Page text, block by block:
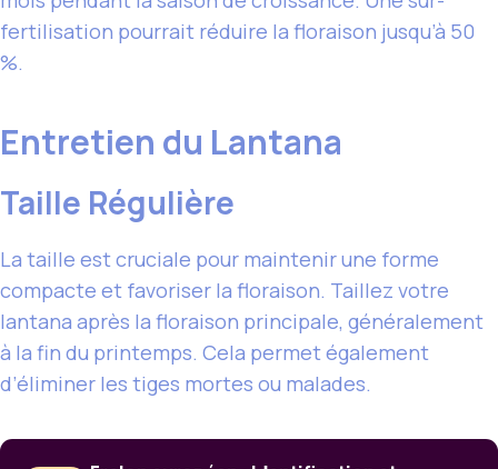
fertilisation pourrait réduire la floraison jusqu’à 50
%.
Entretien du Lantana
Taille Régulière
La taille est cruciale pour maintenir une forme
compacte et favoriser la floraison. Taillez votre
lantana après la floraison principale, généralement
à la fin du printemps. Cela permet également
d’éliminer les tiges mortes ou malades.